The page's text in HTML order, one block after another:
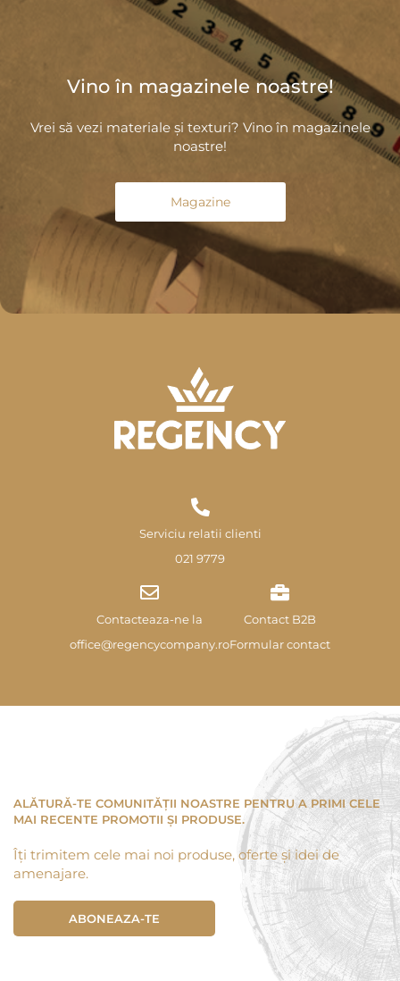
Vino în magazinele noastre!
Vrei să vezi materiale și texturi? Vino în magazinele
noastre!
Magazine
Serviciu relatii clienti
021 9779
Contacteaza-ne la
office@regencycompany.ro
Contact B2B
Formular contact
ALĂTURĂ-TE COMUNITĂȚII NOASTRE PENTRU A PRIMI CELE
MAI RECENTE PROMOTII ȘI PRODUSE.
Îți trimitem cele mai noi produse, oferte și idei de
amenajare.
ABONEAZA-TE